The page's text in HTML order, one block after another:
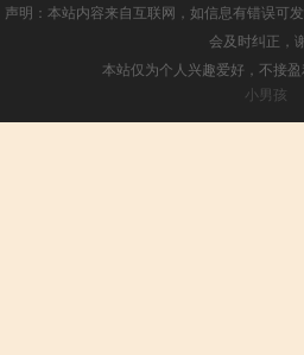
声明：本站内容来自互联网，如信息有错误可
会及时纠正，
本站仅为个人兴趣爱好，不接
小男孩